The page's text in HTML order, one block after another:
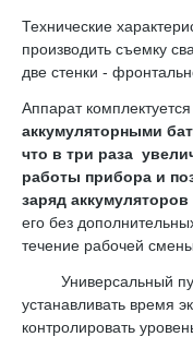
Технические
производить съемку
две стенки -
Аппарат комплектуется
аккумуляторными
что в три раза
работы прибора и
заряд аккумуляторов
его без
течение рабочей смены.
Универсальный
устанавливать время
контролировать